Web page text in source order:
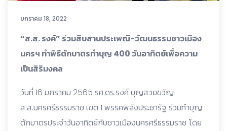
มกราคม 18, 2022
“ส.ส. รงค์” ร่วมสืบสานประเพณี-วัฒนธรรมชาวเมือง
นครฯ ทำพิธีตักบาตรทำบุญ 400 วันอาทิตย์เพื่อความ
เป็นสิริมงคล
วันที่ 16 มกราคม 2565 รศ.ดร.รงค์ บุญสวยขวัญ
ส.ส.นครศรีธรรมราช เขต 1 พรรคพลังประชารัฐ ร่วมทำบุญ
ตักบาตรประจำวันอาทิตย์กับชาวเมืองนครศรีธรรมราช โดย